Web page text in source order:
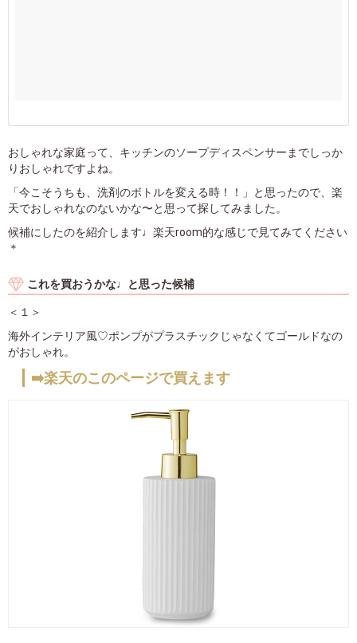
おしゃれな家庭って、キッチンのソープディスペンサーまでしっか
りおしゃれですよね。
「今こそうちも、洗剤のボトルを変える時！！」と思ったので、楽
天でおしゃれなのないかな〜と思って探してみました。
候補にしたのを紹介します♩楽天room的な感じで見てみてください
＊
これを買おうかな♩と思った候補
＜１＞
海外インテリア風♡ポンプがプラスチックじゃなくてゴールドなの
がおしゃれ。
➡️楽天のこのページで買えます